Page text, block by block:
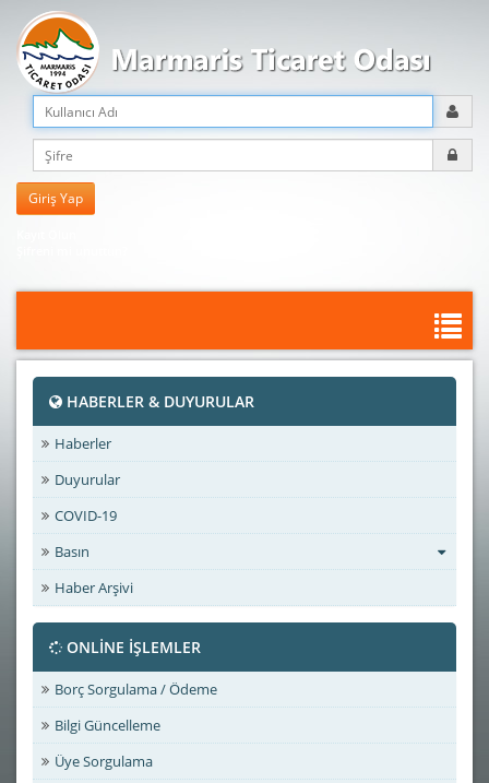
HABERLER & DUYURULAR
Haberler
Duyurular
COVID-19
Basın
Haber Arşivi
ONLİNE İŞLEMLER
Borç Sorgulama / Ödeme
Bilgi Güncelleme
Üye Sorgulama